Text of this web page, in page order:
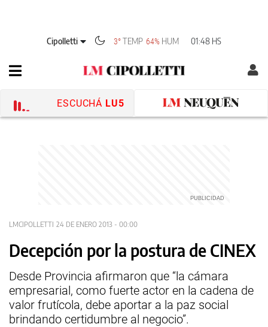
Cipolletti 3° TEMP 64% HUM 01:48 HS
ESCUCHÁ LU5
LMCIPOLLETTI 24 DE ENERO 2013 - 00:00
Decepción por la postura de CINEX
Desde Provincia afirmaron que “la cámara
empresarial, como fuerte actor en la cadena de
valor frutícola, debe aportar a la paz social
brindando certidumbre al negocio”.